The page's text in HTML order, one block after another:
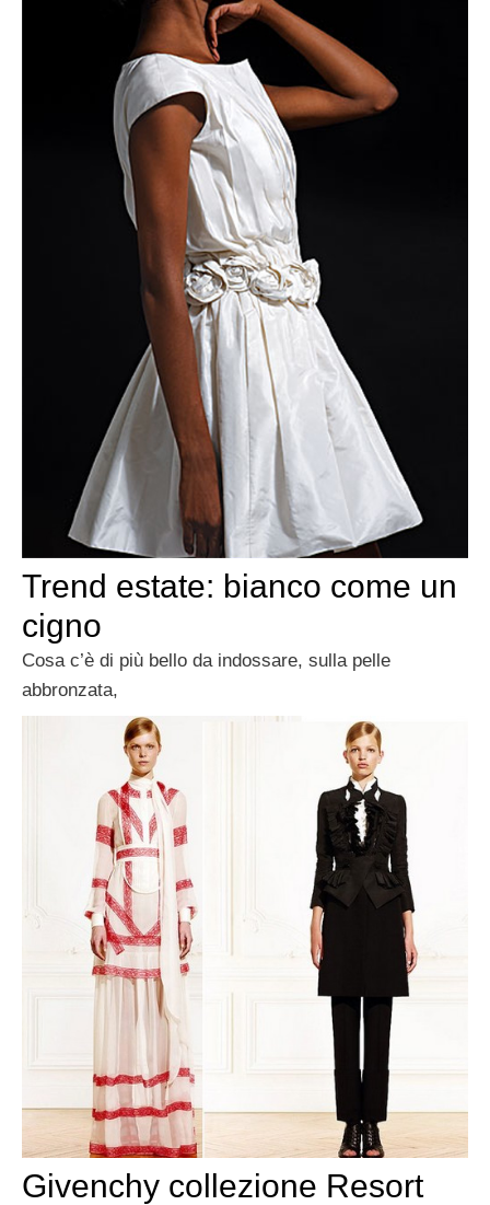
Trend estate: bianco come un
cigno
Cosa c’è di più bello da indossare, sulla pelle
abbronzata,
Givenchy collezione Resort